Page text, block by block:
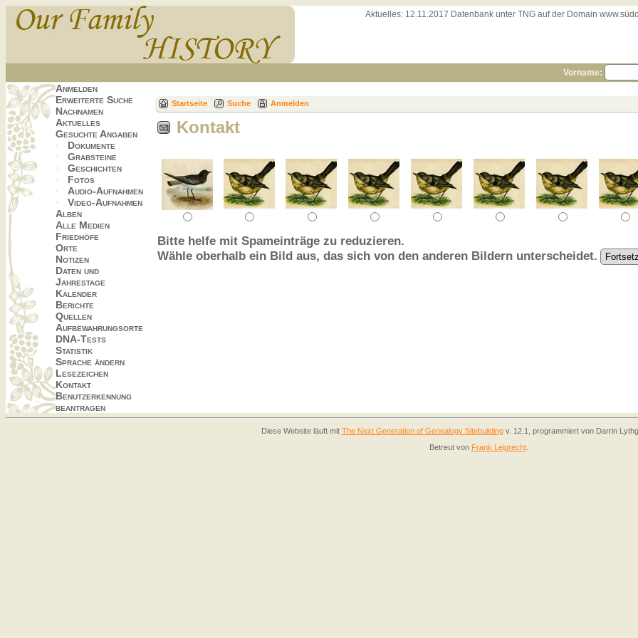
Aktuelles: 12.11.2017 Datenbank unter TNG auf der Domain
Vorname:
Anmelden
Erweiterte Suche
Nachnamen
Aktuelles
Gesuchte Angaben
Dokumente
Grabsteine
Geschichten
Fotos
Audio-Aufnahmen
Video-Aufnahmen
Alben
Alle Medien
Friedhöfe
Orte
Notizen
Daten und
Jahrestage
Kalender
Berichte
Quellen
Aufbewahrungsorte
DNA-Tests
Statistik
Sprache ändern
Lesezeichen
Kontakt
Benutzerkennung
beantragen
Startseite Suche Anmelden
Kontakt
Bitte helfe mit Spameinträge zu reduzieren.
Wähle oberhalb ein Bild aus, das sich von den anderen Bildern unterscheidet.
Diese Website läuft mit The Next Generation of Genealogy Sitebuildingv. 12.1, programmiert von Darrin
Betreut von Frank Leiprecht.